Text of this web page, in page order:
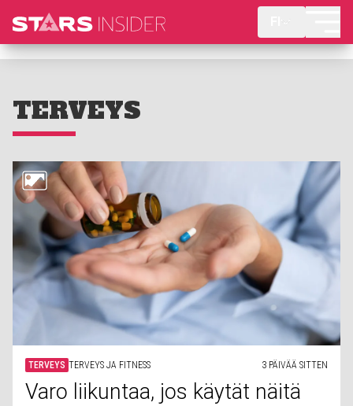
TERVEYS
TERVEYS TERVEYS JA FITNESS 3 PÄIVÄÄ SITTEN
Varo liikuntaa, jos käytät näitä